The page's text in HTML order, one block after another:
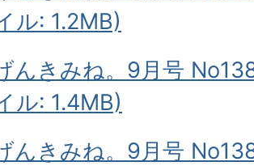
ル: 1.2MB)
んきみね。9月号
ル: 1.4MB)
んきみね。9月号